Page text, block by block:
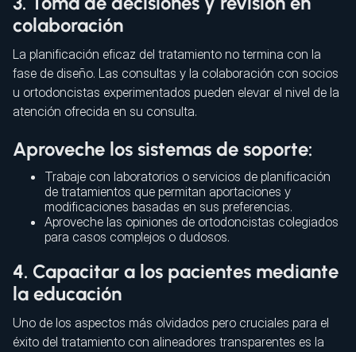
colaboración
La planificación eficaz del tratamiento no termina con la
fase de diseño. Las consultas y la colaboración con socios
u ortodoncistas experimentados pueden elevar el nivel de la
atención ofrecida en su consulta.
Aproveche los sistemas de soporte:
Trabaje con laboratorios o servicios de planificación
de tratamientos que permitan aportaciones y
modificaciones basadas en sus preferencias.
Aproveche las opiniones de ortodoncistas colegiados
para casos complejos o dudosos.
4. Capacitar a los pacientes mediante
la educación
Uno de los aspectos más olvidados pero cruciales para el
éxito del tratamiento con alineadores transparentes es la